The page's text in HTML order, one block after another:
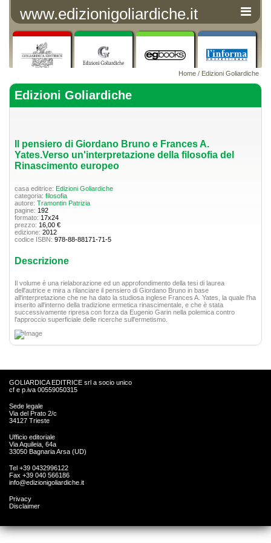
www.edizionigoliardiche.it
Home / Edizioni Goliardiche
Edizioni Goliardiche
Il pensiero di Giordano Bruno e Frances A.
Yates.Verso un'interpretazione della filosofia del
Rinascimento europeo
casa editrice: Edizioni Goliardiche
categoria: filosofia
autore: Tramontin Patrizia
pagine: 192
formato: 17x24
prezzo: 16,00 €
edizione: 2012
codice ISBN: 978-88-88171-71-5
Descrizione
Il volume è una rielaborazione ed un approfondimento della tesi di laurea
dell'autrice e mira a rilanciare il pensiero di Giordano Bruno in base
all'interpretazione che ne ha dato la studiosa inglese Frances A. Yates, la quale l'ha
inserito all'interno della tradizione ermetica rinascimentale, e che è stata
successivamente ripresa con forza da Eugenio Garin nella polemica contro
l'approccio superficiale delle ricerche sull'ermetismo.
GOLIARDICA EDITRICE srl a socio unico
cf e p.iva 00559050315
Sede legale
Via del Prato 2/c
34127 Trieste
Ufficio editoriale
Via Aquileia, 64a
33050 Bagnaria Arsa (UD)
Tel +39 0432996122
Fax +39 040 566186
info@edizionigoliardiche.it
Privacy
Disclaimer